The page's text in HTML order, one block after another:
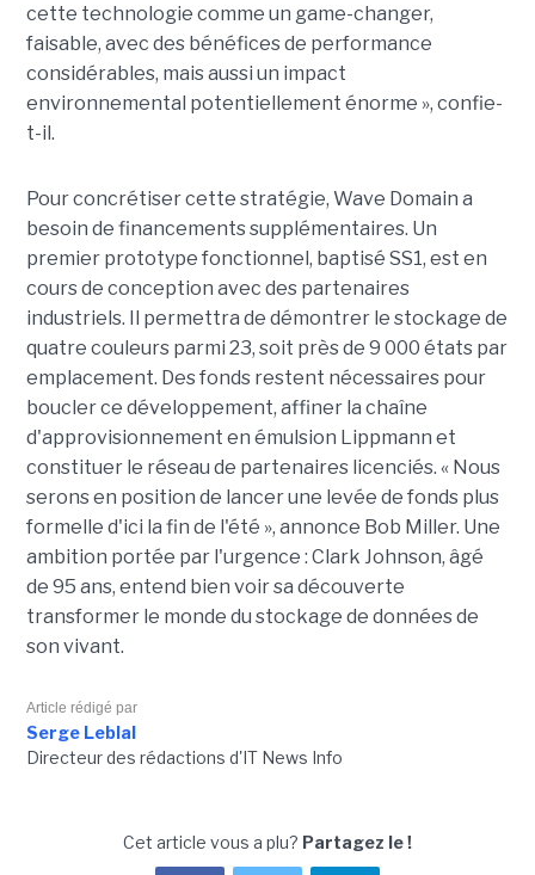
cette technologie comme un game-changer,
faisable, avec des bénéfices de performance
considérables, mais aussi un impact
environnemental potentiellement énorme », confie-
t-il.
Pour concrétiser cette stratégie, Wave Domain a
besoin de financements supplémentaires. Un
premier prototype fonctionnel, baptisé SS1, est en
cours de conception avec des partenaires
industriels. Il permettra de démontrer le stockage de
quatre couleurs parmi 23, soit près de 9 000 états par
emplacement. Des fonds restent nécessaires pour
boucler ce développement, affiner la chaîne
d'approvisionnement en émulsion Lippmann et
constituer le réseau de partenaires licenciés. « Nous
serons en position de lancer une levée de fonds plus
formelle d'ici la fin de l'été », annonce Bob Miller. Une
ambition portée par l'urgence : Clark Johnson, âgé
de 95 ans, entend bien voir sa découverte
transformer le monde du stockage de données de
son vivant.
Article rédigé par
Serge Leblal
Directeur des rédactions d'IT News Info
Cet article vous a plu? Partagez le !